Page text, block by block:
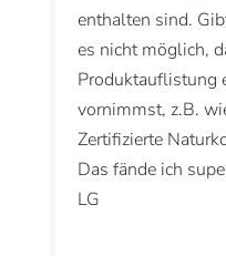
enthalten sind.
es nicht möglich,
Produktauflistung
vornimmst, z.B.
Zertifizierte
Das fände ich
LG